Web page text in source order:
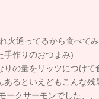
火通ってるから食べて
手作りのおつまみ)
りの量をリッツにつけ
るといえどもこんな残
ークサーモンでした、、